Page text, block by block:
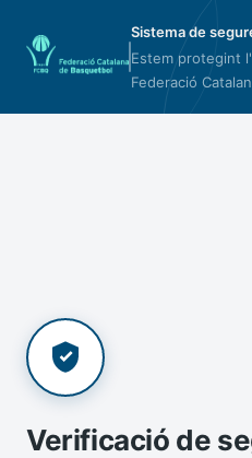
Sistema de
Estem protegint
Federació
Verificació de